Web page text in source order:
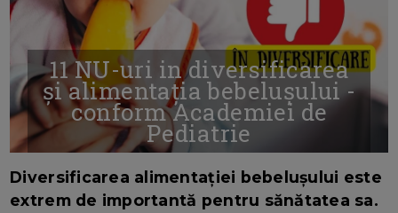
11 NU-uri in diversificarea
și alimentația bebelușului -
conform Academiei de
Pediatrie
Diversificarea alimentației bebelușului este
extrem de importantă pentru sănătatea sa.